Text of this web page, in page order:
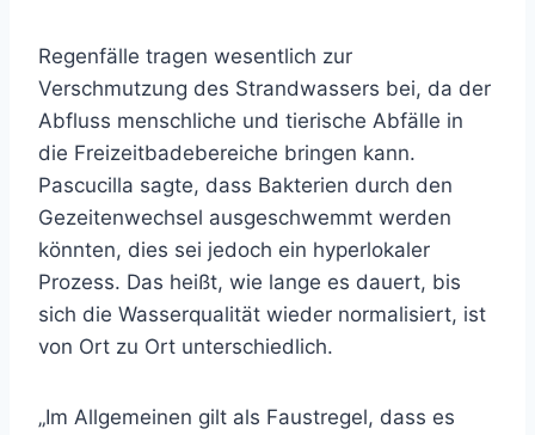
Regenfälle tragen wesentlich zur
Verschmutzung des Strandwassers bei, da der
Abfluss menschliche und tierische Abfälle in
die Freizeitbadebereiche bringen kann.
Pascucilla sagte, dass Bakterien durch den
Gezeitenwechsel ausgeschwemmt werden
könnten, dies sei jedoch ein hyperlokaler
Prozess. Das heißt, wie lange es dauert, bis
sich die Wasserqualität wieder normalisiert, ist
von Ort zu Ort unterschiedlich.
„Im Allgemeinen gilt als Faustregel, dass es